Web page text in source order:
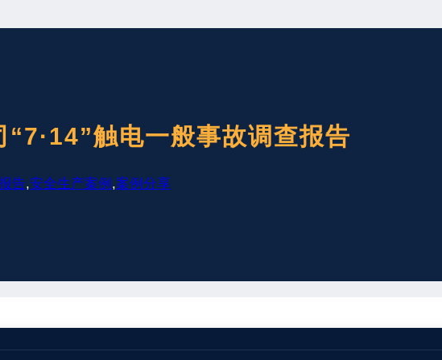
“7·14”触电一般事故调查报告
告,安全生产案例 ,案例分享
食品有限公司发生一起触电事故的报告。经核实，2021年7月14日8时